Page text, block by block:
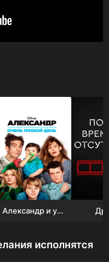
Александр и ужасный, кошмарный, нехороший, очень плохой день
исполнятся